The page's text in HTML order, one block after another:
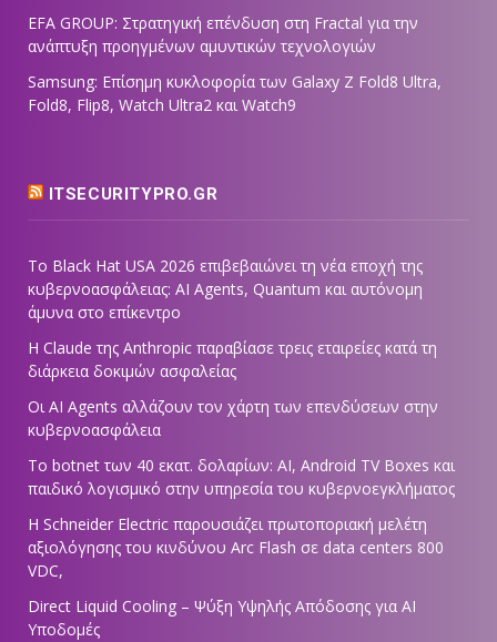
EFA GROUP: Στρατηγική επένδυση στη Fractal για την
ανάπτυξη προηγμένων αμυντικών τεχνολογιών
Samsung: Επίσημη κυκλοφορία των Galaxy Z Fold8 Ultra,
Fold8, Flip8, Watch Ultra2 και Watch9
ITSECURITYPRO.GR
Το Black Hat USA 2026 επιβεβαιώνει τη νέα εποχή της
κυβερνοασφάλειας: AI Agents, Quantum και αυτόνομη
άμυνα στο επίκεντρο
Η Claude της Anthropic παραβίασε τρεις εταιρείες κατά τη
διάρκεια δοκιμών ασφαλείας
Οι AI Agents αλλάζουν τον χάρτη των επενδύσεων στην
κυβερνοασφάλεια
Το botnet των 40 εκατ. δολαρίων: AI, Android TV Boxes και
παιδικό λογισμικό στην υπηρεσία του κυβερνοεγκλήματος
Η Schneider Electric παρουσιάζει πρωτοποριακή μελέτη
αξιολόγησης του κινδύνου Arc Flash σε data centers 800
VDC,
Direct Liquid Cooling – Ψύξη Υψηλής Απόδοσης για AI
Υποδομές